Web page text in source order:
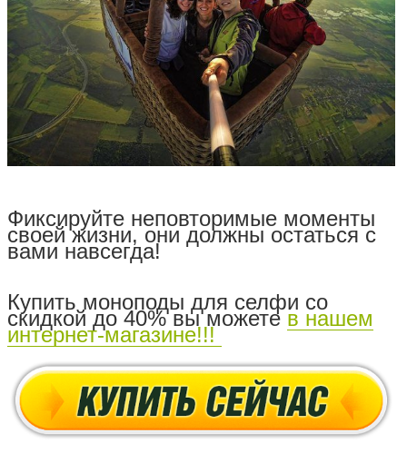
Фиксируйте неповторимые моменты
своей жизни, они должны остаться с
вами навсегда!
Купить моноподы для селфи со
скидкой до 40% вы можете в нашем
интернет-магазине!!!